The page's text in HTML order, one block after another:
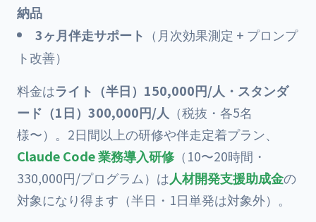
納品
3ヶ月伴走サポート （月次効果測定 + プロンプ
ト改善）
料金はライト（半日）150,000円/人・スタンダ
ード（1日）300,000円/人 （税抜・各5名
様〜）。2日間以上の研修や伴走定着プラン、
Claude Code 業務導入研修（10〜20時間・
330,000円/プログラム）は人材開発支援助成金の
対象になり得ます（半日・1日単発は対象外）。